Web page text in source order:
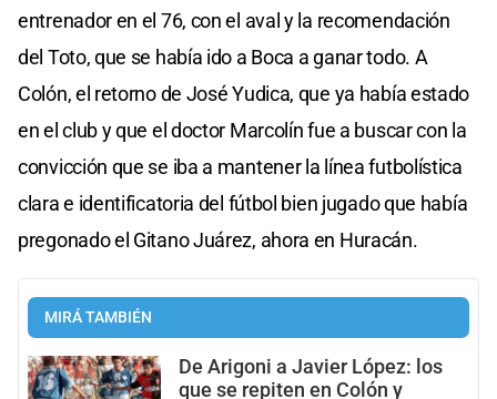
entrenador en el 76, con el aval y la recomendación
del Toto, que se había ido a Boca a ganar todo. A
Colón, el retorno de José Yudica, que ya había estado
en el club y que el doctor Marcolín fue a buscar con la
convicción que se iba a mantener la línea futbolística
clara e identificatoria del fútbol bien jugado que había
pregonado el Gitano Juárez, ahora en Huracán.
MIRÁ TAMBIÉN
De Arigoni a Javier López: los
que se repiten en Colón y